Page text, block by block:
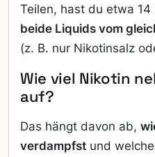
Teilen, hast du etwa 14
beide Liquids vom
(z. B. nur Nikotinsalz
Wie viel Nikotin
auf?
Das hängt davon ab,
verdampfst und